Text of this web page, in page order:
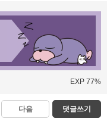
EXP 77%
다음 댓글쓰기